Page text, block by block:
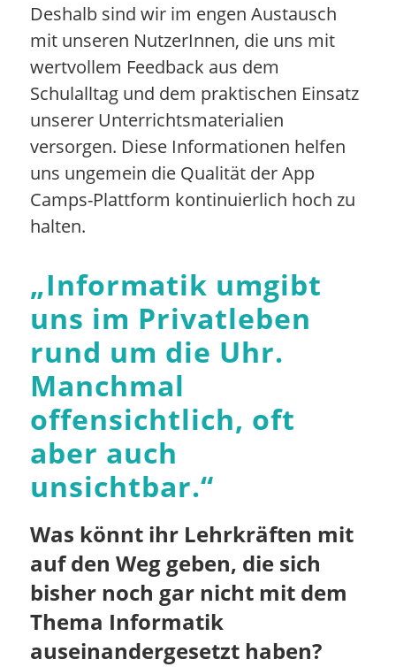
Deshalb sind wir im engen Austausch
mit unseren NutzerInnen, die uns mit
wertvollem Feedback aus dem
Schulalltag und dem praktischen Einsatz
unserer Unterrichtsmaterialien
versorgen. Diese Informationen helfen
uns ungemein die Qualität der App
Camps-Plattform kontinuierlich hoch zu
halten.
„Informatik umgibt
uns im Privatleben
rund um die Uhr.
Manchmal
offensichtlich, oft
aber auch
unsichtbar.“
Was könnt ihr Lehrkräften mit
auf den Weg geben, die sich
bisher noch gar nicht mit dem
Thema Informatik
auseinandergesetzt haben?